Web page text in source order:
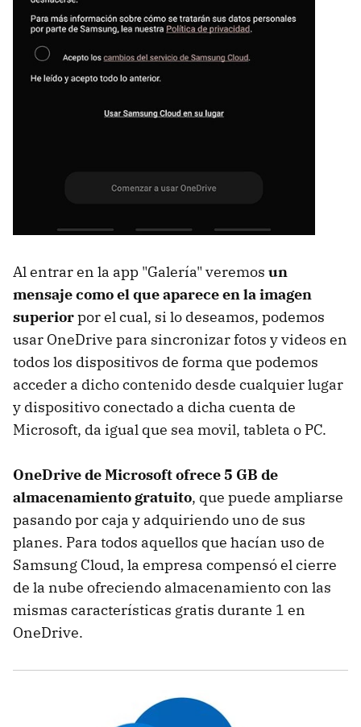
Al entrar en la app "Galería" veremos un
mensaje como el que aparece en la imagen
superiorpor el cual, si lo deseamos, podemos
usar OneDrive para sincronizar fotos y videos en
todos los dispositivos de forma que podemos
acceder a dicho contenido desde cualquier lugar
y dispositivo conectado a dicha cuenta de
Microsoft, da igual que sea movil, tableta o PC.
OneDrive de Microsoft ofrece 5 GB de
almacenamiento gratuito, que puede ampliarse
pasando por caja y adquiriendo uno de sus
planes. Para todos aquellos que hacían uso de
Samsung Cloud, la empresa compensó el cierre
de la nube ofreciendo almacenamiento con las
mismas características gratis durante 1 en
OneDrive.